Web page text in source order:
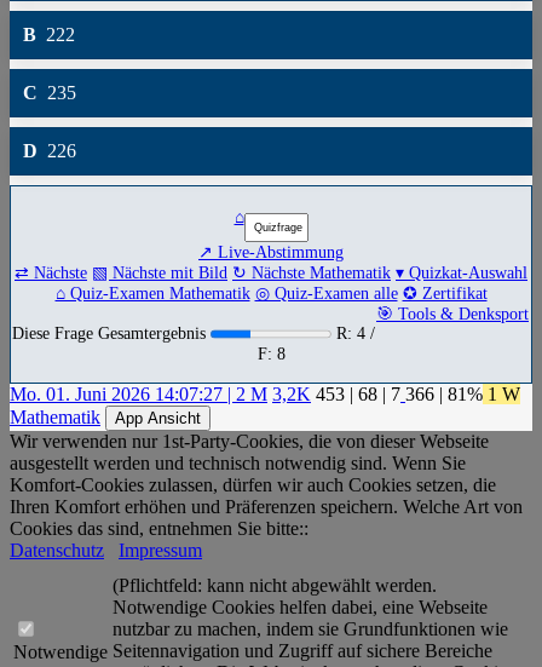
B 222
C 235
D 226
⌂
↗ Live-Abstimmung
⇄ Nächste ▧ Nächste mit Bild ↻ Nächste Mathematik ▾ Quizkat-Auswahl
⌂ Quiz-Examen Mathematik ◎ Quiz-Examen alle ✪ Zertifikat
🎯 Tools & Denksport
Diese Frage Gesamtergebnis
R: 4 /
F: 8
Mo. 01. Juni 2026 14:07:27 | 2 M 3,2K 453 | 68 | 7 366 | 81% 1 W
Mathematik
App Ansicht
Wir verwenden nur 1st-Party-Cookies, die von dieser Webseite
ausgestellt werden und technisch notwendig sind. Wenn Sie
Komfort-Cookies zulassen, dürfen wir auch Cookies setzen, die
Ihren Komfort erhöhen und Präferenzen speichern. Welche Art von
Cookies das sind, entnehmen Sie bitte::
Datenschutz
Impressum
Notwendige
(Pflichtfeld: kann nicht abgewählt werden.
Notwendige Cookies helfen dabei, eine Webseite
nutzbar zu machen, indem sie Grundfunktionen wie
Seitennavigation und Zugriff auf sichere Bereiche